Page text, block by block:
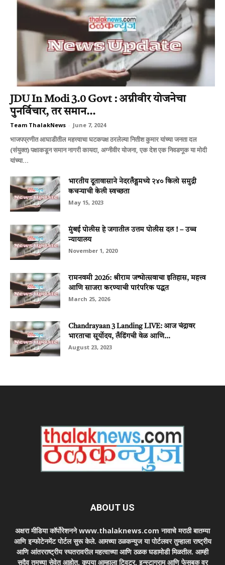
JDU In Modi 3.0 Govt : अग्नीवीर योजनेचा
पुनर्विचार, तर समान...
Team ThalakNews - June 7, 2024
भाजपप्रणीत आघाडीतील महत्त्वाचा घटकपक्ष ठरलेल्या नितीश कुमार यांच्या जनता दल
(संयुक्त) पक्षाकडून समान नागरी कायदा, अग्नीवीर योजना, एक देश एक निवडणूक या मोदी
यांच्या...
भारतीय दूतावासाने नेदरलँड्समध्ये २४० किलो समुद्री
कचर्‍याची केली स्वच्छता
May 15, 2023
मुंबई पोलीस हे जगातील उत्तम पोलीस दल ! – उच्च
न्यायालय
November 1, 2020
रामनवमी 2026: श्रीराम जन्मोत्सवाचा इतिहास, महत्त्व
आणि साजरा करण्याची पारंपरिक पद्धत
March 25, 2026
Chandrayaan 3 Landing LIVE: आज चंद्रावर
भारताचा सूर्योदय, लँडिंगची वेळ आणि...
August 23, 2023
ABOUT US
अक्षरा मीडिया कॉर्पोरेशनने www.thalaknews.com नावाचे मराठी बातम्या
आणि इन्फोटेनमेंट पोर्टल सुरू केले. आमच्या ठळकन्युज या पोर्टलवर तुम्हाला राष्ट्रीय
आणि आंतरराष्ट्रीय स्घतरावरील महत्वाच्या आणि ठळक घडामोडी मिळतील. आम्ही
सदैव तुमच्या सेवेत आहोत. कृपया आम्हाला ट्विटर, इन्स्टाग्राम आणि फेसबुक वर